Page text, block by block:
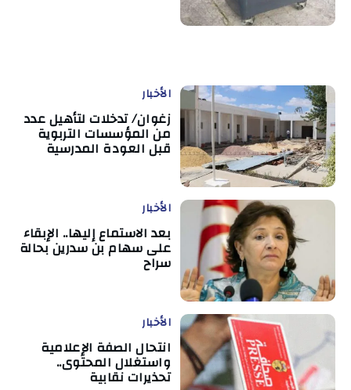
الأخبار
زغوان/ تدخلات لتأهيل عدد
من المؤسسات التربوية
قبل العودة المدرسية
الأخبار
بعد الاستماع إليها.. الإبقاء
على سهام بن سدرين بحالة
سراح
الأخبار
انتحال الصفة الإعلامية
واستغلال المحتوى..
تحذيرات نقابية